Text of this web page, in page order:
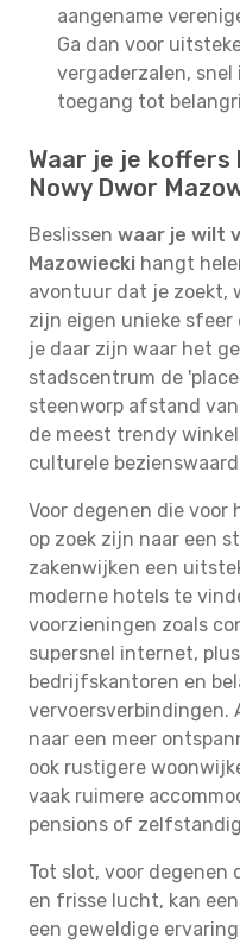
aangename
Ga dan voor
vergaderzalen,
toegang tot
Waar je je
Nowy Dwor
Beslissen waar je wilt
Mazowiecki hangt
avontuur dat je zoekt,
zijn eigen unieke sfeer
je daar zijn waar het
stadscentrum de
steenworp afstand
de meest trendy
culturele
Voor degenen die voor
op zoek zijn naar een
zakenwijken een
moderne hotels te
voorzieningen zoals
supersnel internet,
bedrijfskantoren en
vervoersverbindingen.
naar een meer
ook rustigere
vaak ruimere
pensions of
Tot slot, voor
en frisse lucht, kan
een geweldige